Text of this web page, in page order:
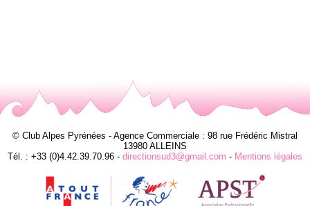
© Club Alpes Pyrénées - Agence Commerciale : 98 rue Frédéric Mistral
13980 ALLEINS
Tél. : +33 (0)4.42.39.70.96 - directionsud3@gmail.com - Mentions légales